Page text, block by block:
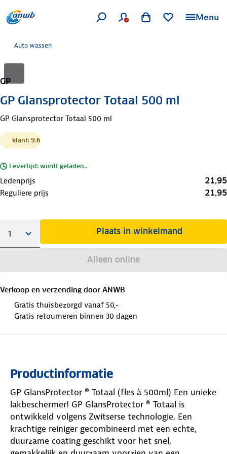
Menu
Auto wassen
GP
GP Glansprotector Totaal 500 ml
GP Glansprotector Totaal 500 ml
klant: 9.6
Levertijd: wordt geladen..
Ledenprijs 21,95
Reguliere prijs 21,95
Plaats in winkelmand
Alleen online
Verkoop en verzending door ANWB
Gratis thuisbezorgd vanaf 50,-
Gratis retourneren binnen 30 dagen
Productinformatie
GP GlansProtector ® Totaal (fles à 500ml) Een unieke
lakbeschermer! GP GlansProtector ® Totaal is
ontwikkeld volgens Zwitserse technologie. Een
krachtige reiniger gecombineerd met een echte,
duurzame coating geschikt voor het snel,